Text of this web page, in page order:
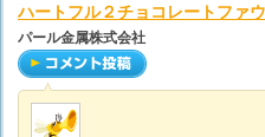
ハートフル２チョコレートファ
パール金属株式会社